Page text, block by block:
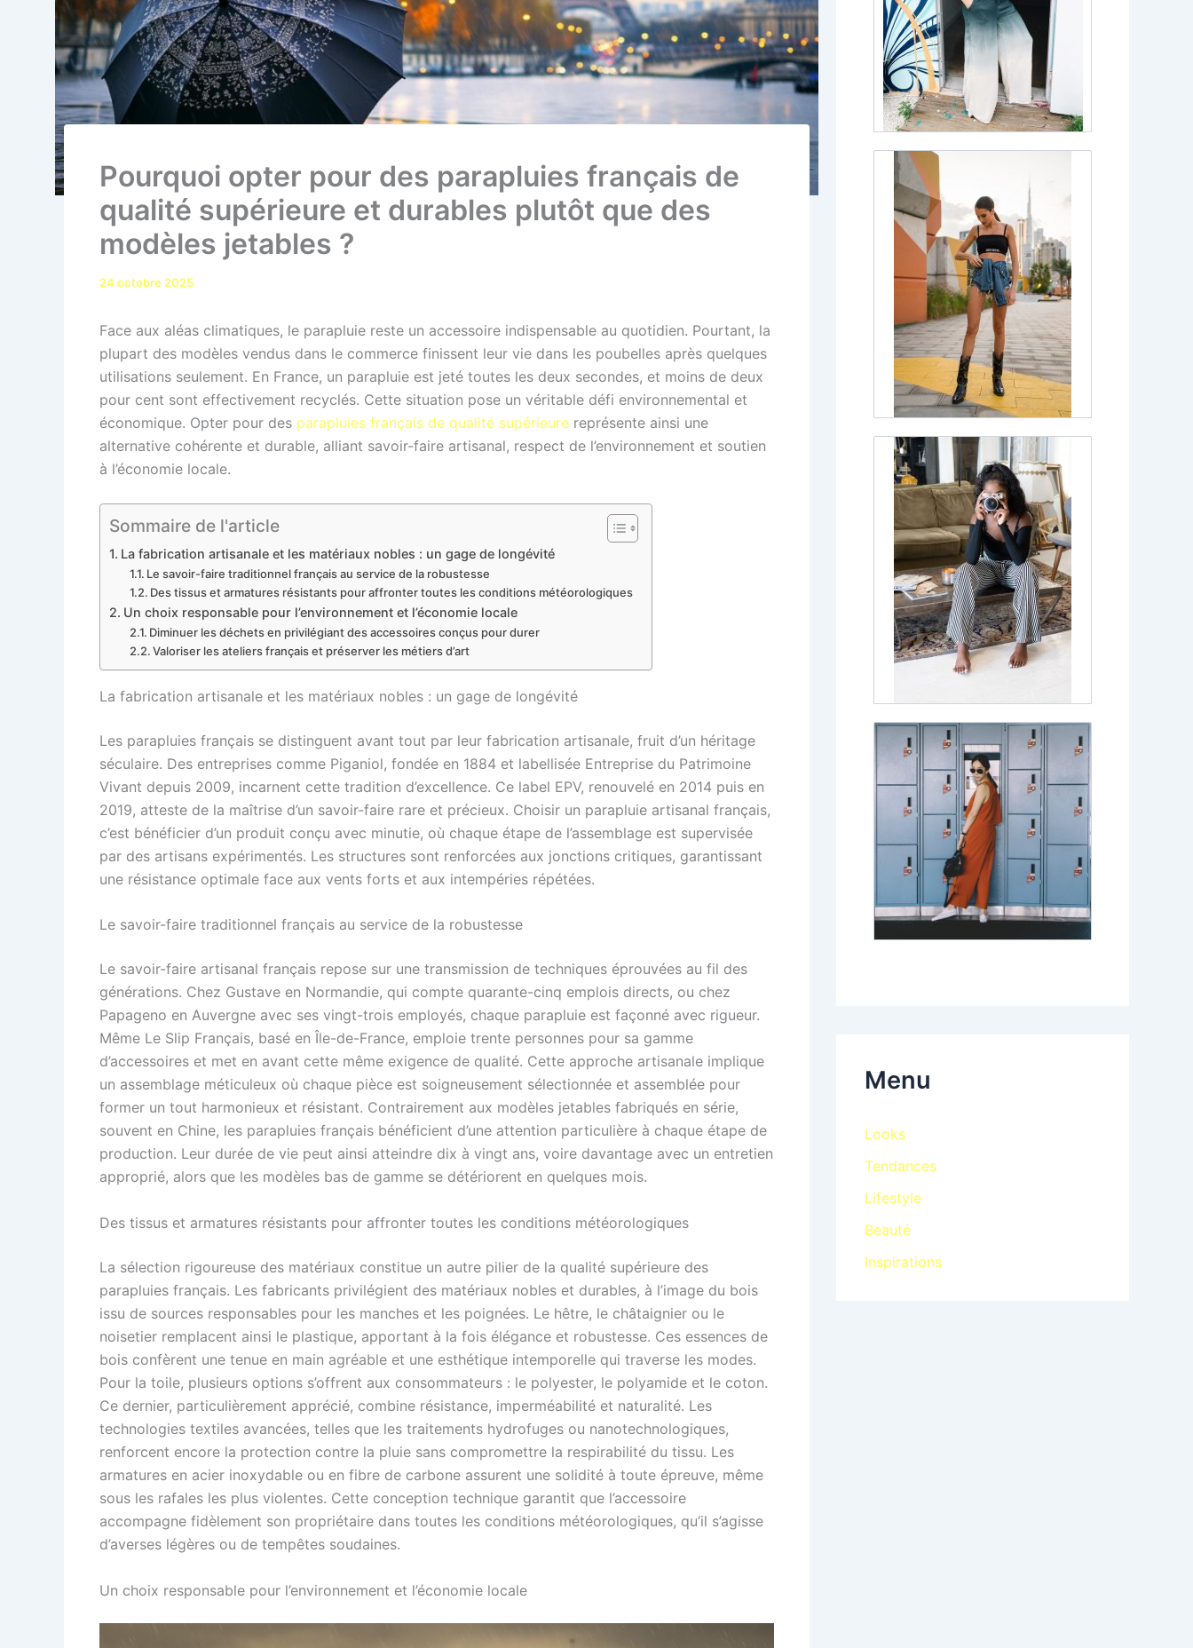
Pourquoi opter pour des parapluies français de
qualité supérieure et durables plutôt que des
modèles jetables ?
24 octobre 2025
Face aux aléas climatiques, le parapluie reste un accessoire indispensable au quotidien. Pourtant, la
plupart des modèles vendus dans le commerce finissent leur vie dans les poubelles après quelques
utilisations seulement. En France, un parapluie est jeté toutes les deux secondes, et moins de deux
pour cent sont effectivement recyclés. Cette situation pose un véritable défi environnemental et
économique. Opter pour des parapluies français de qualité supérieure représente ainsi une
alternative cohérente et durable, alliant savoir-faire artisanal, respect de l’environnement et soutien
à l’économie locale.
Sommaire de l'article
La fabrication artisanale et les matériaux nobles : un gage de longévité
Le savoir-faire traditionnel français au service de la robustesse
Des tissus et armatures résistants pour affronter toutes les conditions météorologiques
Un choix responsable pour l’environnement et l’économie locale
Diminuer les déchets en privilégiant des accessoires conçus pour durer
Valoriser les ateliers français et préserver les métiers d’art
La fabrication artisanale et les matériaux nobles : un gage de longévité
Les parapluies français se distinguent avant tout par leur fabrication artisanale, fruit d’un héritage
séculaire. Des entreprises comme Piganiol, fondée en 1884 et labellisée Entreprise du Patrimoine
Vivant depuis 2009, incarnent cette tradition d’excellence. Ce label EPV, renouvelé en 2014 puis en
2019, atteste de la maîtrise d’un savoir-faire rare et précieux. Choisir un parapluie artisanal français,
c’est bénéficier d’un produit conçu avec minutie, où chaque étape de l’assemblage est supervisée
par des artisans expérimentés. Les structures sont renforcées aux jonctions critiques, garantissant
une résistance optimale face aux vents forts et aux intempéries répétées.
Le savoir-faire traditionnel français au service de la robustesse
Le savoir-faire artisanal français repose sur une transmission de techniques éprouvées au fil des
générations. Chez Gustave en Normandie, qui compte quarante-cinq emplois directs, ou chez
Papageno en Auvergne avec ses vingt-trois employés, chaque parapluie est façonné avec rigueur.
Même Le Slip Français, basé en Île-de-France, emploie trente personnes pour sa gamme
d’accessoires et met en avant cette même exigence de qualité. Cette approche artisanale implique
un assemblage méticuleux où chaque pièce est soigneusement sélectionnée et assemblée pour
former un tout harmonieux et résistant. Contrairement aux modèles jetables fabriqués en série,
souvent en Chine, les parapluies français bénéficient d’une attention particulière à chaque étape de
production. Leur durée de vie peut ainsi atteindre dix à vingt ans, voire davantage avec un entretien
approprié, alors que les modèles bas de gamme se détériorent en quelques mois.
Des tissus et armatures résistants pour affronter toutes les conditions météorologiques
La sélection rigoureuse des matériaux constitue un autre pilier de la qualité supérieure des
parapluies français. Les fabricants privilégient des matériaux nobles et durables, à l’image du bois
issu de sources responsables pour les manches et les poignées. Le hêtre, le châtaignier ou le
noisetier remplacent ainsi le plastique, apportant à la fois élégance et robustesse. Ces essences de
bois confèrent une tenue en main agréable et une esthétique intemporelle qui traverse les modes.
Pour la toile, plusieurs options s’offrent aux consommateurs : le polyester, le polyamide et le coton.
Ce dernier, particulièrement apprécié, combine résistance, imperméabilité et naturalité. Les
technologies textiles avancées, telles que les traitements hydrofuges ou nanotechnologiques,
renforcent encore la protection contre la pluie sans compromettre la respirabilité du tissu. Les
armatures en acier inoxydable ou en fibre de carbone assurent une solidité à toute épreuve, même
sous les rafales les plus violentes. Cette conception technique garantit que l’accessoire
accompagne fidèlement son propriétaire dans toutes les conditions météorologiques, qu’il s’agisse
d’averses légères ou de tempêtes soudaines.
Un choix responsable pour l’environnement et l’économie locale
Menu
Looks
Tendances
Lifestyle
Beauté
Inspirations